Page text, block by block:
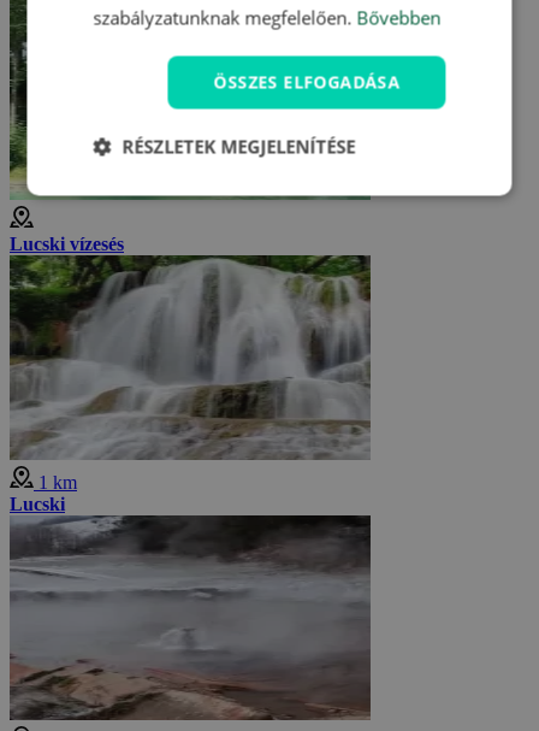
Lucski vízesés
1 km
Lucski
szabályzatunknak megfelelően. Bővebben
ÖSSZES ELFOGADÁSA
RÉSZLETEK MEGJELENÍTÉSE